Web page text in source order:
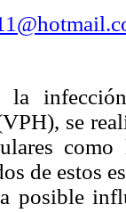
la
se
de estos
posible